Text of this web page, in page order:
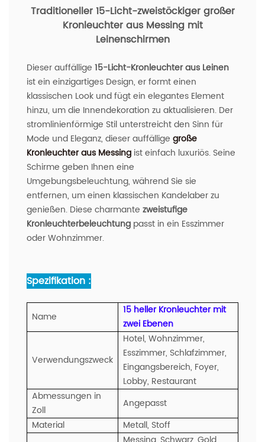
Traditioneller 15-Licht-zweistöckiger großer
Kronleuchter aus Messing mit
Leinenschirmen
Dieser auffällige 15-Licht-Kronleuchter aus Leinen
ist ein einzigartiges Design, er formt einen
klassischen Look und fügt ein elegantes Element
hinzu, um die Innendekoration zu aktualisieren. Der
stromlinienförmige Stil unterstreicht den Sinn für
Mode und Eleganz, dieser auffällige große
Kronleuchter aus Messing ist einfach luxuriös. Seine
Schirme geben Ihnen eine
Umgebungsbeleuchtung, während Sie sie
entfernen, um einen klassischen Kandelaber zu
genießen. Diese charmante zweistufige
Kronleuchterbeleuchtung passt in ein Esszimmer
oder Wohnzimmer.
Spezifikation :
Name
15 heller Kronleuchter mit
zwei Ebenen
Verwendungszweck
Hotel, Wohnzimmer,
Esszimmer, Schlafzimmer,
Eingangsbereich, Foyer,
Lobby, Restaurant
Abmessungen in
Zoll
Angepasst
Material
Metall, Stoff